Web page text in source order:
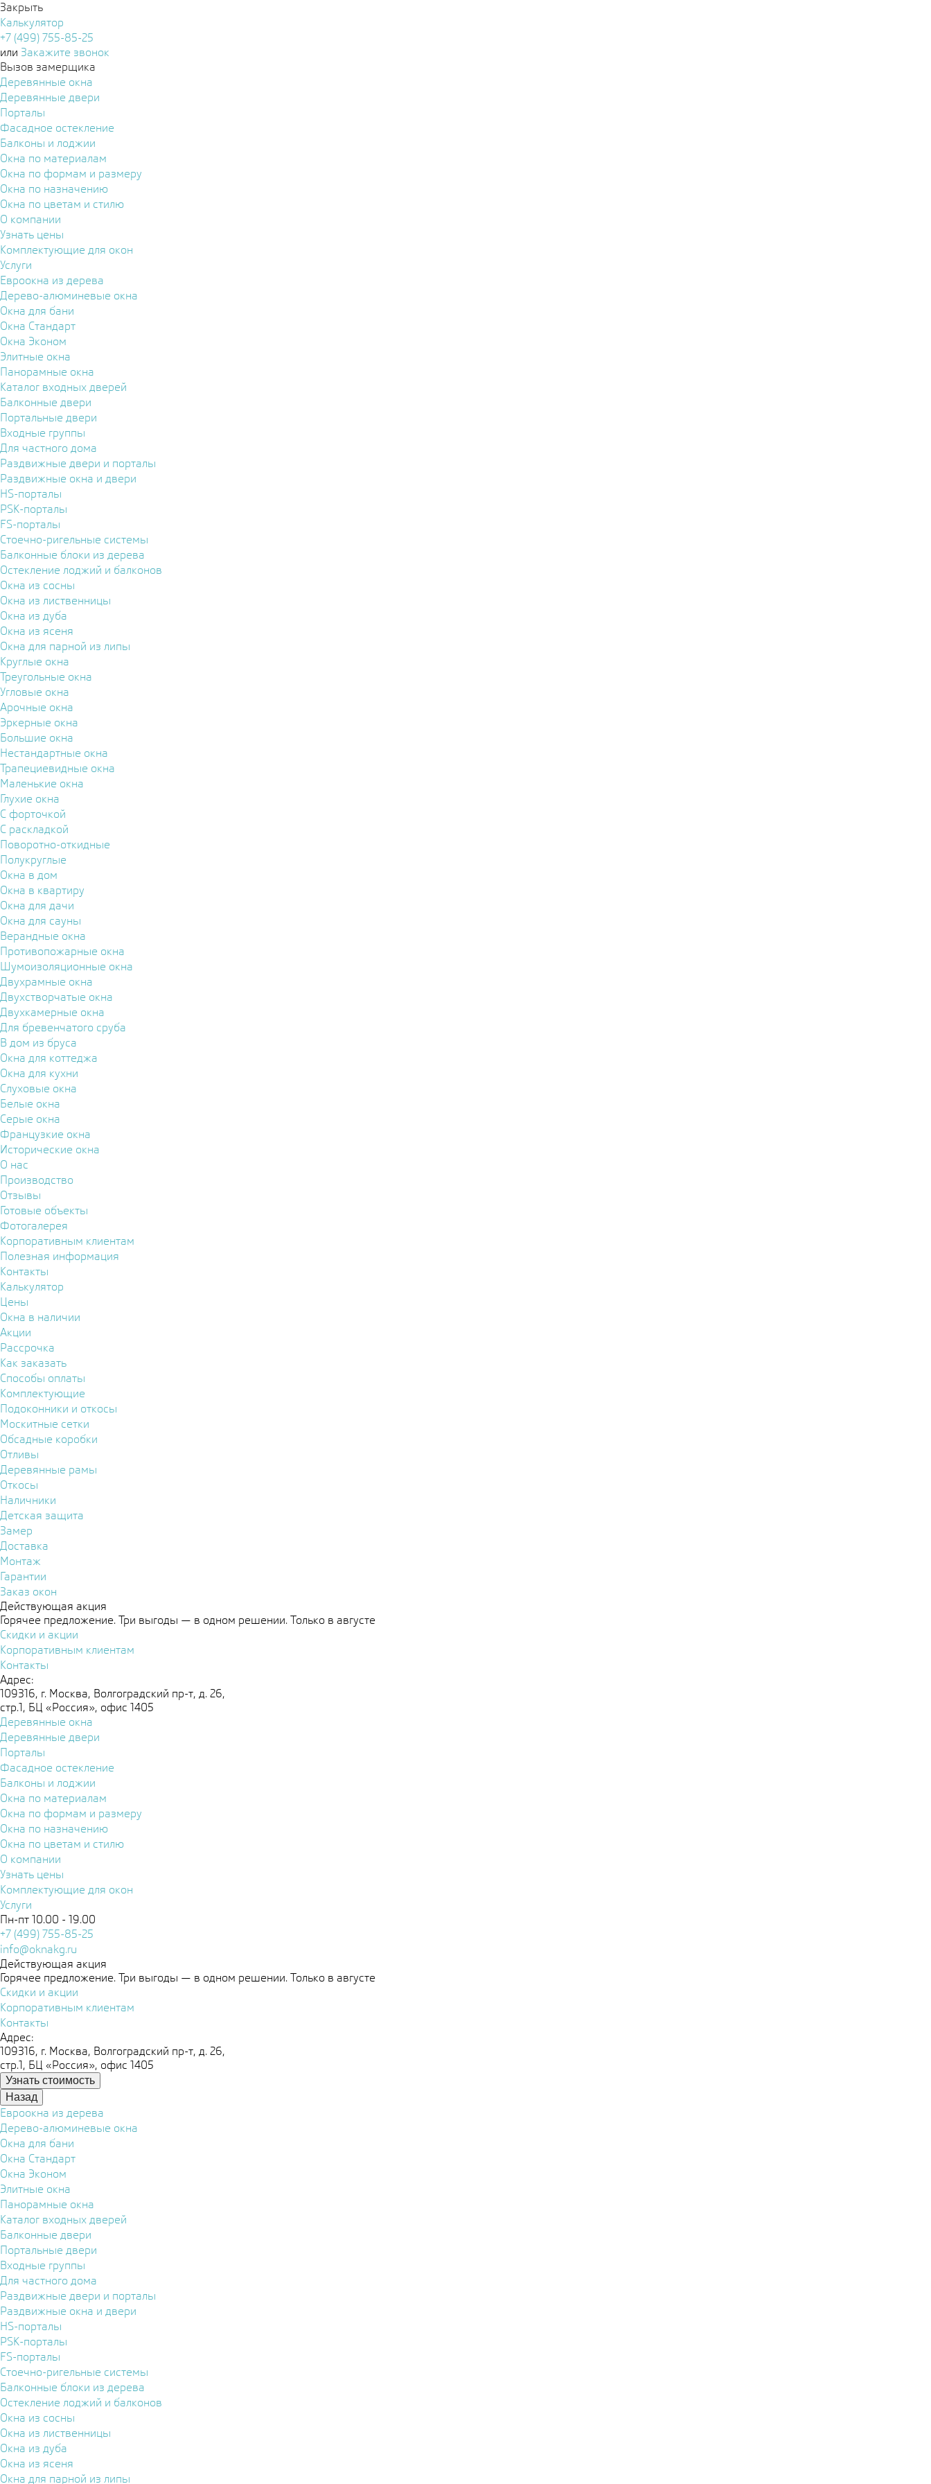
Закрыть
Калькулятор
+7 (499) 755-85-25
или Закажите звонок
Вызов замерщика
Деревянные окна
Деревянные двери
Порталы
Фасадное остекление
Балконы и лоджии
Окна по материалам
Окна по формам и размеру
Окна по назначению
Окна по цветам и стилю
О компании
Узнать цены
Комплектующие для окон
Услуги
Евроокна из дерева
Дерево-алюминевые окна
Окна для бани
Окна Стандарт
Окна Эконом
Элитные окна
Панорамные окна
Каталог входных дверей
Балконные двери
Портальные двери
Входные группы
Для частного дома
Раздвижные двери и порталы
Раздвижные окна и двери
HS-порталы
PSK-порталы
FS-порталы
Стоечно-ригельные системы
Балконные блоки из дерева
Остекление лоджий и балконов
Окна из сосны
Окна из лиственницы
Окна из дуба
Окна из ясеня
Окна для парной из липы
Круглые окна
Треугольные окна
Угловые окна
Арочные окна
Эркерные окна
Большие окна
Нестандартные окна
Трапециевидные окна
Маленькие окна
Глухие окна
С форточкой
С раскладкой
Поворотно-откидные
Полукруглые
Окна в дом
Окна в квартиру
Окна для дачи
Окна для сауны
Верандные окна
Противопожарные окна
Шумоизоляционные окна
Двухрамные окна
Двухстворчатые окна
Двухкамерные окна
Для бревенчатого сруба
В дом из бруса
Окна для коттеджа
Окна для кухни
Слуховые окна
Белые окна
Серые окна
Французкие окна
Исторические окна
О нас
Производство
Отзывы
Готовые объекты
Фотогалерея
Корпоративным клиентам
Полезная информация
Контакты
Калькулятор
Цены
Окна в наличии
Акции
Рассрочка
Как заказать
Способы оплаты
Комплектующие
Подоконники и откосы
Москитные сетки
Обсадные коробки
Отливы
Деревянные рамы
Откосы
Наличники
Детская защита
Замер
Доставка
Монтаж
Гарантии
Заказ окон
Действующая акция
Горячее предложение. Три выгоды — в одном решении. Только в августе
Скидки и акции
Корпоративным клиентам
Контакты
Адрес:
109316, г. Москва, Волгоградский пр-т, д. 26,
стр.1, БЦ «Россия», офис 1405
Деревянные окна
Деревянные двери
Порталы
Фасадное остекление
Балконы и лоджии
Окна по материалам
Окна по формам и размеру
Окна по назначению
Окна по цветам и стилю
О компании
Узнать цены
Комплектующие для окон
Услуги
Пн-пт 10.00 - 19.00
+7 (499) 755-85-25
info@oknakg.ru
Действующая акция
Горячее предложение. Три выгоды — в одном решении. Только в августе
Скидки и акции
Корпоративным клиентам
Контакты
Адрес:
109316, г. Москва, Волгоградский пр-т, д. 26,
стр.1, БЦ «Россия», офис 1405
Узнать стоимость
Назад
Евроокна из дерева
Дерево-алюминевые окна
Окна для бани
Окна Стандарт
Окна Эконом
Элитные окна
Панорамные окна
Каталог входных дверей
Балконные двери
Портальные двери
Входные группы
Для частного дома
Раздвижные двери и порталы
Раздвижные окна и двери
HS-порталы
PSK-порталы
FS-порталы
Стоечно-ригельные системы
Балконные блоки из дерева
Остекление лоджий и балконов
Окна из сосны
Окна из лиственницы
Окна из дуба
Окна из ясеня
Окна для парной из липы